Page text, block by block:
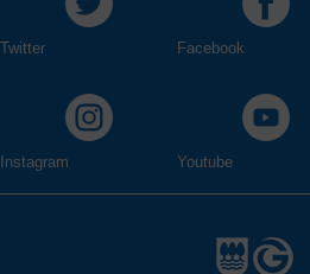
Twitter Facebook
Instagram Youtube